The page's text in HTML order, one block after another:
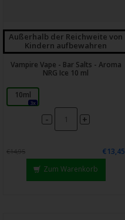
Außerhalb der Reichweite von
Kindern aufbewahren
Vampire Vape - Bar Salts - Aroma
NRG Ice 10 ml
10ml
3x
- +
€14,95
€13,45
Zum Warenkorb